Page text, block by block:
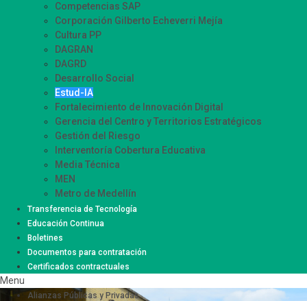
Competencias SAP
Corporación Gilberto Echeverri Mejía
Cultura PP
DAGRAN
DAGRD
Desarrollo Social
Estud-IA
Fortalecimiento de Innovación Digital
Gerencia del Centro y Territorios Estratégicos
Gestión del Riesgo
Interventoría Cobertura Educativa
Media Técnica
MEN
Metro de Medellín
Movilidad Supervisión
Participación Ciudadana
Sistemas de Información Innovación – SIISMED
SIRMED
Transferencia de Tecnología
Educación Continua
Boletines
Documentos para contratación
Certificados contractuales
Menu
Alianzas Públicas y Privadas